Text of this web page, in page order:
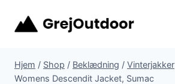
Hjem / Shop / Beklædning / Vinterjakker
Womens Descendit Jacket, Sumac